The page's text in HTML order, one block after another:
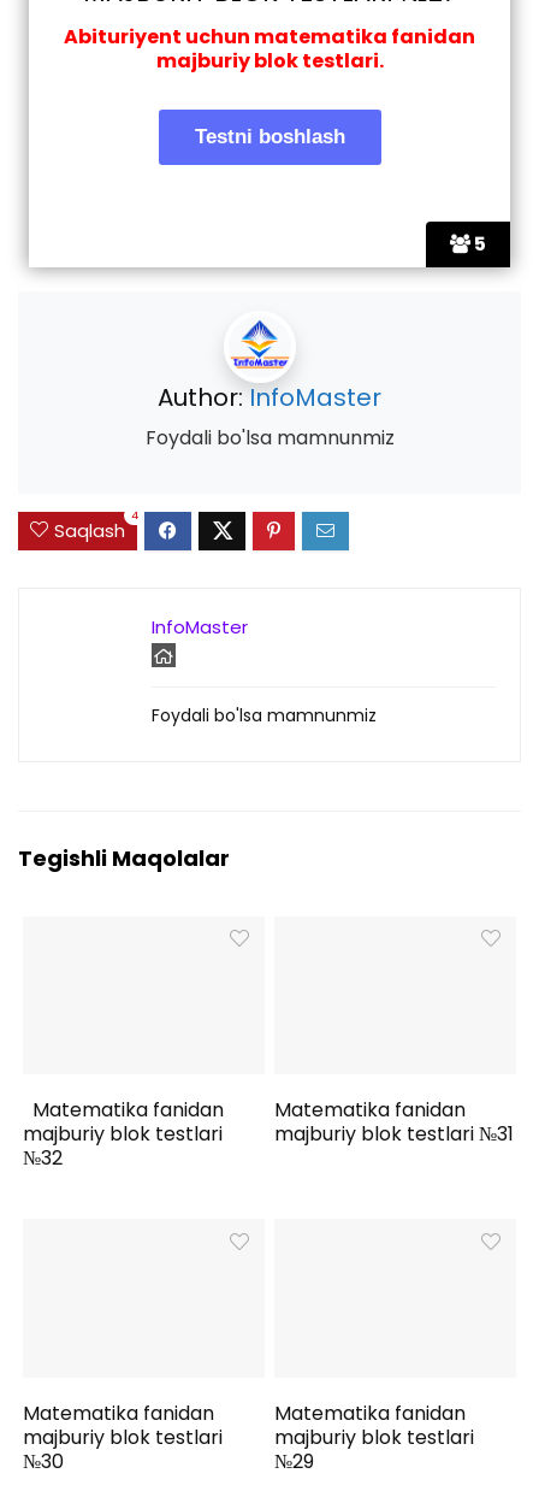
5
Abituriyent uchun matematika fanidan
majburiy blok testlari.
Author:InfoMaster
Foydali bo'lsa mamnunmiz
Saqlash
4
InfoMaster
Foydali bo'lsa mamnunmiz
Tegishli Maqolalar
Matematika fanidan
majburiy blok testlari
№32
Matematika fanidan
majburiy blok testlari №31
Matematika fanidan
majburiy blok testlari
№30
Matematika fanidan
majburiy blok testlari
№29